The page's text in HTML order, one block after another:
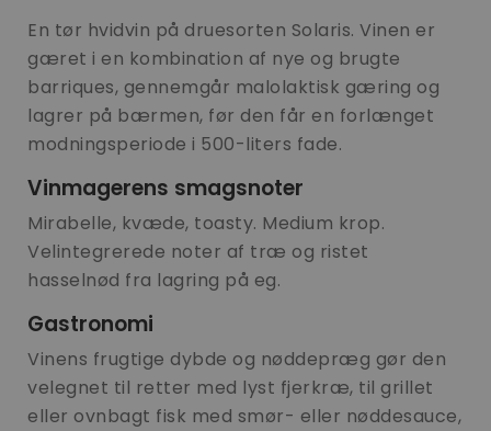
En tør hvidvin på druesorten Solaris. Vinen er
gæret i en kombination af nye og brugte
barriques, gennemgår malolaktisk gæring og
lagrer på bærmen, før den får en forlænget
modningsperiode i 500-liters fade.
Vinmagerens smagsnoter
Mirabelle, kvæde, toasty. Medium krop.
Velintegrerede noter af træ og ristet
hasselnød fra lagring på eg.
Gastronomi
Vinens frugtige dybde og nøddepræg gør den
velegnet til retter med lyst fjerkræ, til grillet
eller ovnbagt fisk med smør- eller nøddesauce,